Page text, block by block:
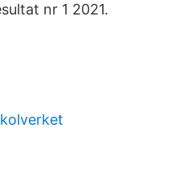
nr 1 2021.